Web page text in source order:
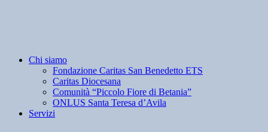
Chi siamo
Fondazione Caritas San Benedetto ETS
Caritas Diocesana
Comunità “Piccolo Fiore di Betania”
ONLUS Santa Teresa d’Avila
Servizi